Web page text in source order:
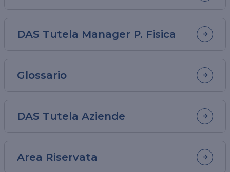
DAS Tutela Manager P. Fisica
Glossario
DAS Tutela Aziende
Area Riservata